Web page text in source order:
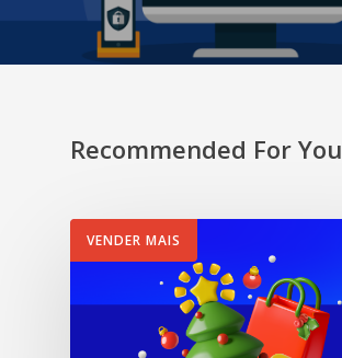
Recommended For You
VENDER MAIS